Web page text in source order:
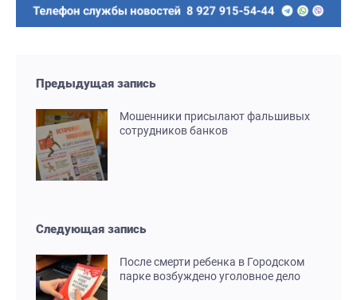
Предыдущая запись
Мошенники присылают фальшивых
сотрудников банков
Следующая запись
После смерти ребенка в Городском
парке возбуждено уголовное дело